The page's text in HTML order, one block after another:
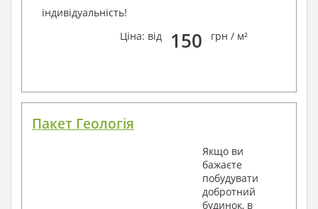
індивідуальність!
Ціна: від
150 грн / м²
Пакет Геологія
Якщо ви
бажаєте
побудувати
добротний
будинок, в